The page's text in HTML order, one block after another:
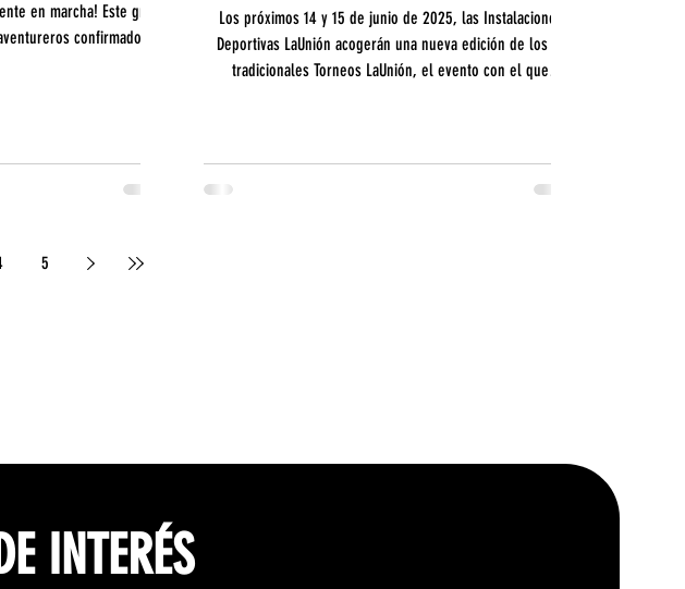
en marcha! Este gran
confirmados y
Los próximos 14 y 15 de junio de 2025, las Instalaciones
Deportivas LaUnión acogerán una nueva edición de los ya
tradicionales Torneos LaUnión, el evento con el que
5
INTERÉS